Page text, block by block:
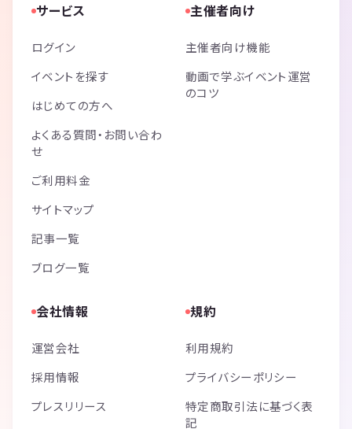
サービス
ログイン
イベントを探す
はじめての方へ
よくある質問・お問い合わ
せ
ご利用料金
サイトマップ
記事一覧
ブログ一覧
主催者向け
主催者向け機能
動画で学ぶイベント運営
のコツ
会社情報
運営会社
採用情報
プレスリリース
規約
利用規約
プライバシーポリシー
特定商取引法に基づく表
記